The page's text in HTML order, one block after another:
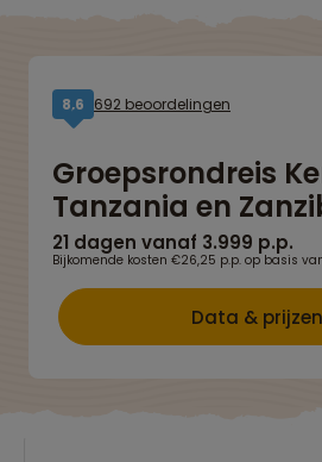
8,6 692 beoordelingen
Groepsrondreis
Tanzania en
21 dagen vanaf 3.999 p.p.
Bijkomende kosten €26,25 p.p. op basis
Data & prijzen